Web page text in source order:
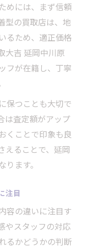
めには、まず信頼
型の買取店は、地
るため、適正価格
大吉 延岡中川原
フが在籍し、丁寧
保つことも大切で
は査定額がアップ
くことで印象も良
えることで、延岡
ます。
注目
容の違いに注目す
やスタッフの対応
るかどうかの判断